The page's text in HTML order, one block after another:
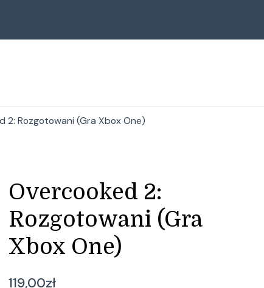
2: Rozgotowani (Gra Xbox One)
Overcooked 2:
Rozgotowani (Gra
Xbox One)
119,00zł